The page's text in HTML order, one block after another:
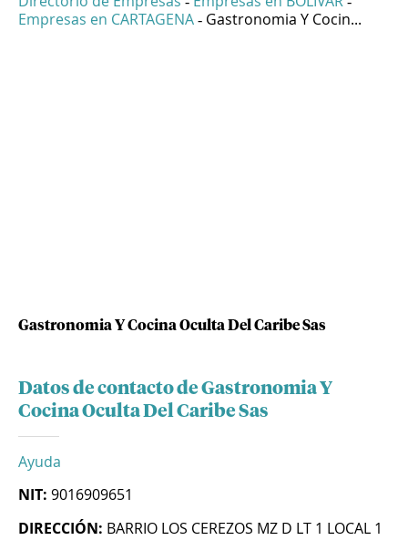
Empresas en CARTAGENA - Gastronomia Y Cocin...
Gastronomia Y Cocina Oculta Del Caribe Sas
Datos de contacto de Gastronomia Y
Cocina Oculta Del Caribe Sas
Ayuda
NIT: 9016909651
DIRECCIÓN: BARRIO LOS CEREZOS MZ D LT 1 LOCAL 1